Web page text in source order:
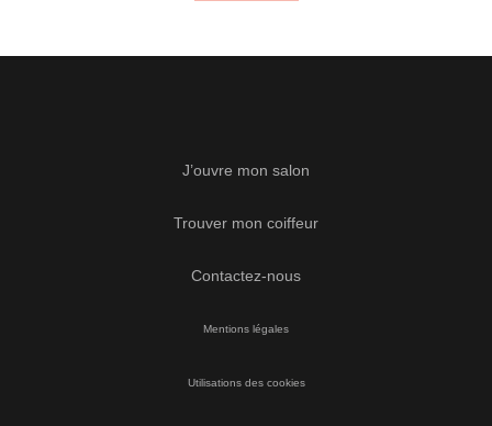
J’ouvre mon salon
Trouver mon coiffeur
Contactez-nous
Mentions légales
Utilisations des cookies